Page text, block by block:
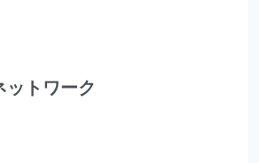
ットワーク